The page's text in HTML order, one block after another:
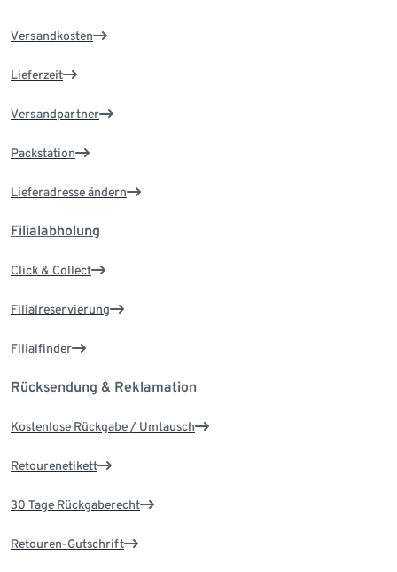
Versandkosten
Lieferzeit
Versandpartner
Packstation
Lieferadresse ändern
Filialabholung
Click & Collect
Filialreservierung
Filialfinder
Rücksendung & Reklamation
Kostenlose Rückgabe / Umtausch
Retourenetikett
30 Tage Rückgaberecht
Retouren-Gutschrift